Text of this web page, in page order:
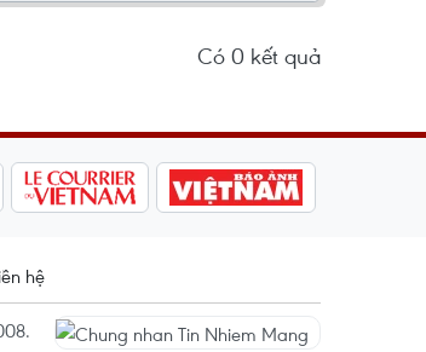
Có 0 kết quả
hệ